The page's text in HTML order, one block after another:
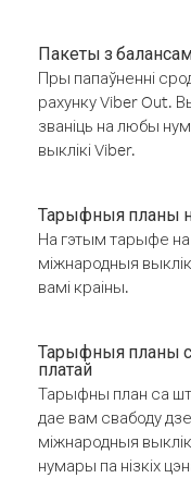
Пакеты з
Пры папаўненні
рахунку Viber Out.
званіць на любы
выклікі Viber.
Тарыфныя планы
На гэтым тарыфе на
міжнародныя
вамі краіны.
Тарыфныя планы
платай
Тарыфны план са
дае вам свабоду
міжнародныя
нумары па нізкіх